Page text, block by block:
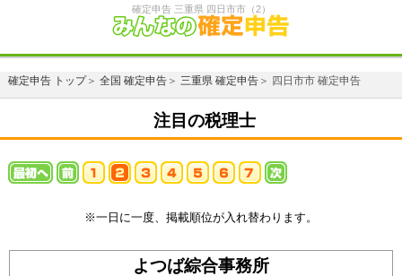
確定申告 三重県 四日市市（2）
確定申告 トップ＞ 全国 確定申告＞ 三重県 確定申告＞ 四日市市 確定申告
注目の税理士
※一日に一度、掲載順位が入れ替わります。
よつば綜合事務所